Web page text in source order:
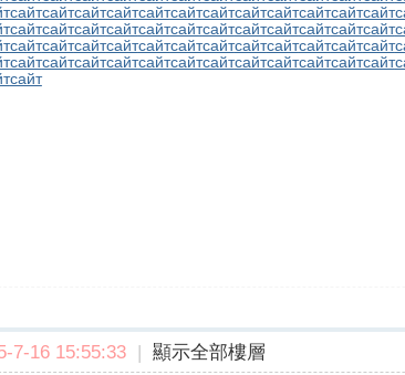
сайтсайтсайтсайтсайтсайтсайтсайтсайтсайтсайтсайт
сайтсайтсайтсайтсайтсайтсайтсайтсайтсайтсайтсайт
сайтсайтсайтсайтсайтсайтсайтсайтсайтсайтсайтсайт
сайтсайтсайтсайтсайтсайтсайтсайтсайтсайтсайтсайт
сайт
7-16 15:55:33 | 顯示全部樓層